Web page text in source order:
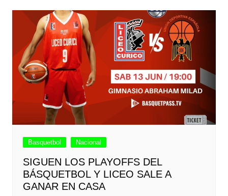
Basquetbol Nacional
SIGUEN LOS PLAYOFFS DEL
BÁSQUETBOL Y LICEO SALE A
GANAR EN CASA